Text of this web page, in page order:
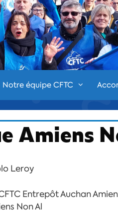
Notre équipe CFTC
Amiens
Leroy
Entrepôt Auchan
Non Al